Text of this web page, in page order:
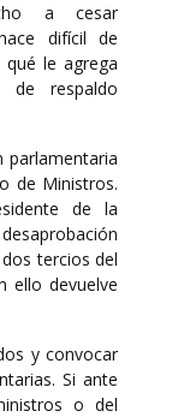
a cesar
difícil de
le agrega
respaldo
parlamentaria
de Ministros.
de la
tercios del
ello devuelve
y convocar
Si ante
o del